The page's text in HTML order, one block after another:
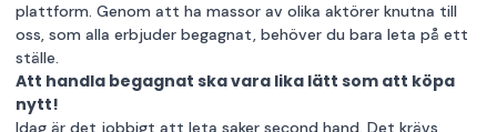
plattform. Genom att ha massor av olika aktörer knutna till
oss, som alla erbjuder begagnat, behöver du bara leta på ett
ställe.
Att handla begagnat ska vara lika lätt som att köpa
nytt!
Idag är det jobbigt att leta saker second hand. Det krävs